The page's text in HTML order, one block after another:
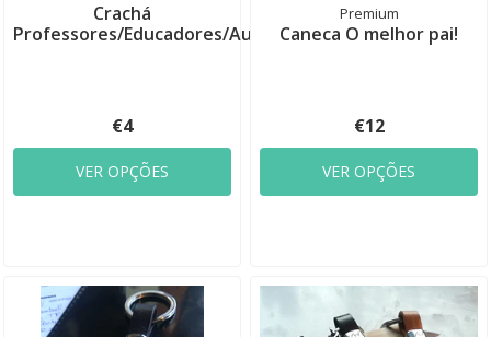
Crachá
Professores/Educadores/Aux..
€4
VER OPÇÕES
Premium
Caneca O melhor pai!
€12
VER OPÇÕES